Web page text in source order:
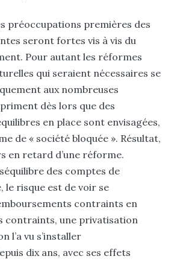
préoccupations premières des
seront fortes vis à vis du
Pour autant les réformes
qui seraient nécessaires se
aux nombreuses
dès lors que des
en place sont envisagées,
de « société bloquée ». Résultat,
en retard d’une réforme.
des comptes de
le risque est de voir se
contraints en
contraints, une privatisation
l’a vu s’installer
dix ans, avec ses effets